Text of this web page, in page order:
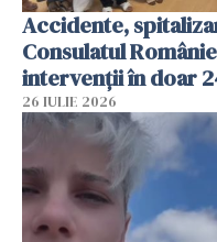
Accidente,
Consulatul
intervenții în doar
26 IULIE 2026